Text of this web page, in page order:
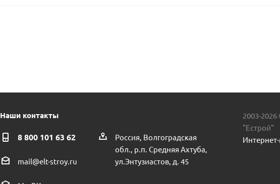
Седелка ПНД POELSAN 225х1 пр.Турция Тройник полипропиленовый VALFEX
Наши контакты
8 800 101 63 62
mail@elt-stroy.ru
Россия, Волгоградская
обл., р.п. Средняя Ахтуба,
ул.Энтузиастов, д. 45
2003-
"Естрой"